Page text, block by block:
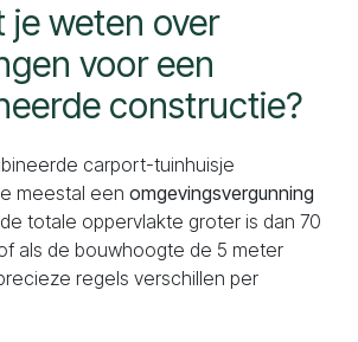
je weten over
voor een
constructie?
carport-tuinhuisje
meestal een omgevingsvergunning
totale oppervlakte groter is dan 70
als de bouwhoogte de 5 meter
regels verschillen per